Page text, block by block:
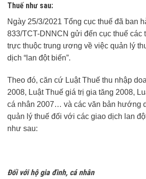
Thuế như sau:
Ngày 25/3/2021 Tổng cục thuế đã ban
833/TCT-DNNCN gửi đến cục thuế các
trực thuộc trung ương về việc quản lý
dịch “lan đột biến”.
Theo đó, căn cứ Luật Thuế thu nhập
2008, Luật Thuế giá trị gia tăng 2008,
cá nhân 2007… và các văn bản hướng
quản lý thuế đối với các giao dịch lan
như sau:
Đối với hộ gia đình, cá nhân